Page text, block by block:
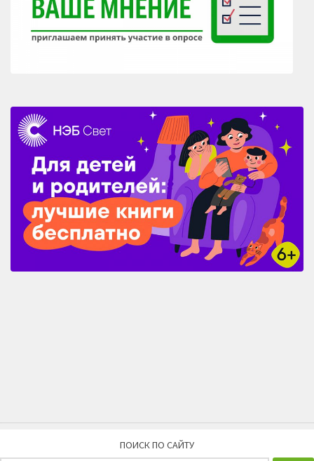
ПОИСК ПО САЙТУ